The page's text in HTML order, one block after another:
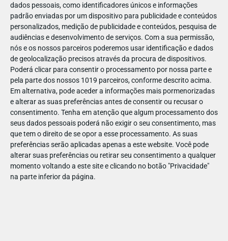
dados pessoais, como identificadores únicos e informações
padrão enviadas por um dispositivo para publicidade e conteúdos
personalizados, medição de publicidade e conteúdos, pesquisa de
audiências e desenvolvimento de serviços. Com a sua permissão,
nós e os nossos parceiros poderemos usar identificação e dados
de geolocalização precisos através da procura de dispositivos.
Poderá clicar para consentir o processamento por nossa parte e
pela parte dos nossos 1019 parceiros, conforme descrito acima.
Em alternativa, pode aceder a informações mais pormenorizadas
e alterar as suas preferências antes de consentir ou recusar o
consentimento. Tenha em atenção que algum processamento dos
seus dados pessoais poderá não exigir o seu consentimento, mas
que tem o direito de se opor a esse processamento. As suas
preferências serão aplicadas apenas a este website. Você pode
alterar suas preferências ou retirar seu consentimento a qualquer
momento voltando a este site e clicando no botão "Privacidade"
na parte inferior da página.
17
31646524165515